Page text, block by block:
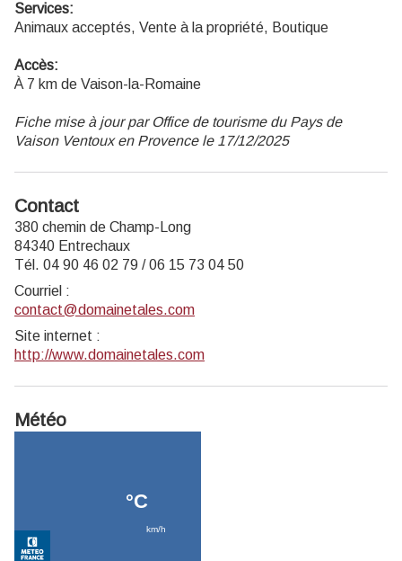
Services:
Animaux acceptés, Vente à la propriété, Boutique
Accès:
À 7 km de Vaison-la-Romaine
Fiche mise à jour par Office de tourisme du Pays de
Vaison Ventoux en Provence le 17/12/2025
Contact
380 chemin de Champ-Long
84340 Entrechaux
Tél. 04 90 46 02 79 / 06 15 73 04 50
Courriel :
contact@domainetales.com
Site internet :
http://www.domainetales.com
Météo